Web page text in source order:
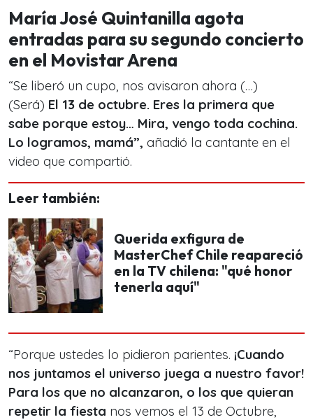
María José Quintanilla agota
entradas para su segundo concierto
en el Movistar Arena
“Se liberó un cupo, nos avisaron ahora (…)
(Será) El 13 de octubre. Eres la primera que
sabe porque estoy… Mira, vengo toda cochina.
Lo logramos, mamá”, añadió la cantante en el
video que compartió.
Leer también:
Querida exfigura de
MasterChef Chile reapareció
en la TV chilena: "qué honor
tenerla aquí"
“Porque ustedes lo pidieron parientes. ¡Cuando
nos juntamos el universo juega a nuestro favor!
Para los que no alcanzaron, o los que quieran
repetir la fiesta nos vemos el 13 de Octubre,